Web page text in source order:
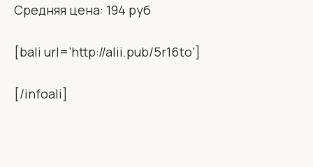
Средняя цена: 194 руб
[bali url=’http://alii.pub/5r16to’]
[/infoali]